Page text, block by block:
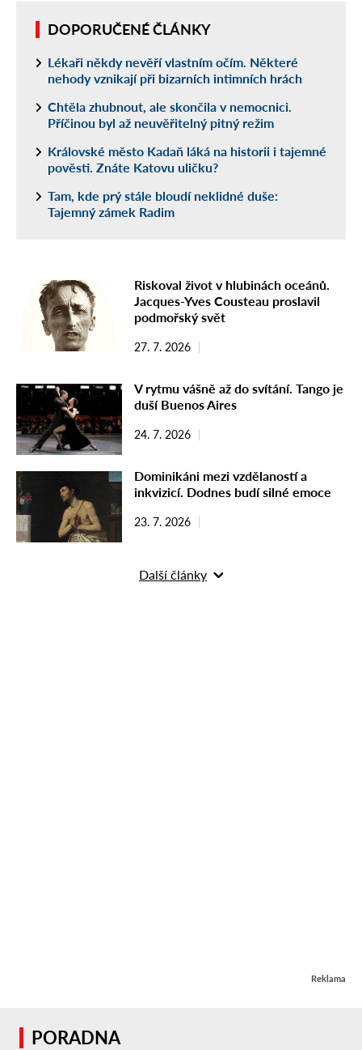
DOPORUČENÉ ČLÁNKY
Lékaři někdy nevěří vlastním očím. Některé
nehody vznikají při bizarních intimních hrách
Chtěla zhubnout, ale skončila v nemocnici.
Příčinou byl až neuvěřitelný pitný režim
Královské město Kadaň láká na historii i tajemné
pověsti. Znáte Katovu uličku?
Tam, kde prý stále bloudí neklidné duše:
Tajemný zámek Radim
Riskoval život v hlubinách oceánů.
Jacques-Yves Cousteau proslavil
podmořský svět
27. 7. 2026
V rytmu vášně až do svítání. Tango je
duší Buenos Aires
24. 7. 2026
Dominikáni mezi vzdělaností a
inkvizicí. Dodnes budí silné emoce
23. 7. 2026
Další články
Reklama
PORADNA